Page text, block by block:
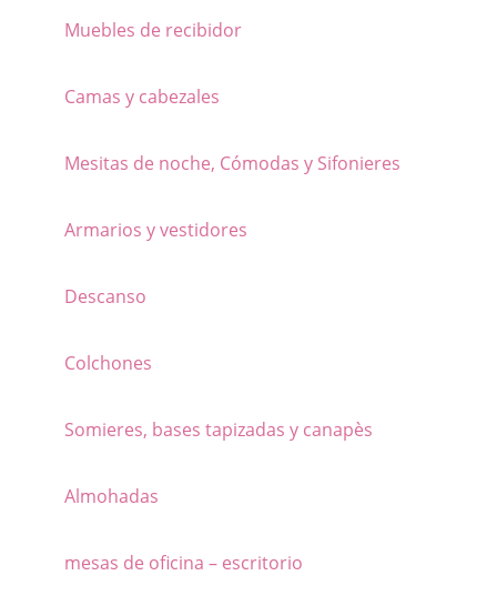
página
producto
de
Muebles de recibidor
Camas y cabezales
Mesitas de noche, Cómodas y Sifonieres
Armarios y vestidores
Descanso
Colchones
Somieres, bases tapizadas y canapès
Almohadas
mesas de oficina – escritorio